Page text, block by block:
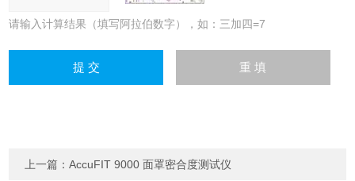
请输入计算结果（填写阿拉伯数字），如：三加四=7
上一篇：AccuFIT 9000 面罩密合度测试仪